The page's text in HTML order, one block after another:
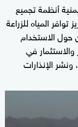
أنظمة تجميع
المياه للزراعة
حول الاستخدام
والاستثمار في
الإنذارات
of